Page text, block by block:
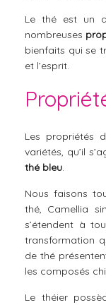
Le thé est un
nombreuses
bienfaits qui se
et l’esprit.
Les propriétés
variétés, qu’il
thé bleu.
Nous faisons
thé, Camellia
s’étendent à
transformation
de thé
les composés
Le théier